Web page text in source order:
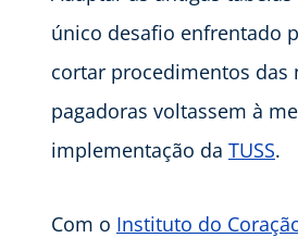
único desafio enfrentado
cortar procedimentos das
pagadoras voltassem à
implementação da TUSS.
Com o Instituto do